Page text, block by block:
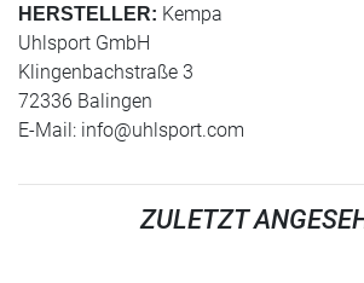
HERSTELLER: Kempa
Uhlsport GmbH
Klingenbachstraße 3
72336 Balingen
E-Mail: info@uhlsport.com
ZULETZT